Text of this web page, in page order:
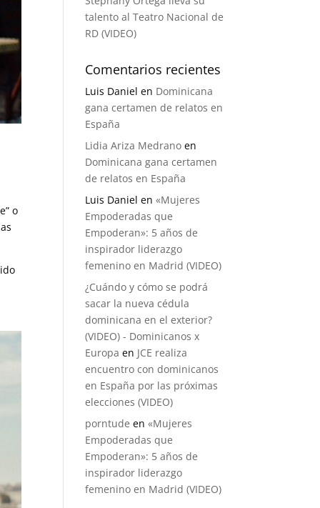
o
talento al Teatro Nacional de
RD (VIDEO)
Comentarios recientes
Luis Daniel en Dominicana
gana certamen de relatos en
España
Lidia Ariza Medrano en
Dominicana gana certamen
de relatos en España
Luis Daniel en«Mujeres
Empoderadas que
Empoderan»: 5 años de
inspirador liderazgo
femenino en Madrid (VIDEO)
¿Cuándo y cómo se podrá
sacar la nueva cédula
dominicana en el exterior?
(VIDEO) - Dominicanos x
Europa en JCE realiza
encuentro con dominicanos
en España por las próximas
elecciones (VIDEO)
porntude en«Mujeres
Empoderadas que
Empoderan»: 5 años de
inspirador liderazgo
femenino en Madrid (VIDEO)